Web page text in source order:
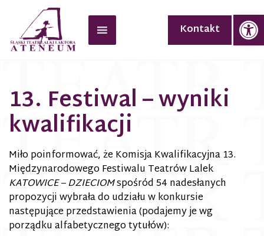
Kontakt
13. Festiwal – wyniki
kwalifikacji
Miło poinformować, że Komisja Kwalifikacyjna 13.
Międzynarodowego Festiwalu Teatrów Lalek
KATOWICE – DZIECIOMspośród 54 nadesłanych
propozycji wybrała do udziału w konkursie
następujące przedstawienia (podajemy je wg
porządku alfabetycznego tytułów):